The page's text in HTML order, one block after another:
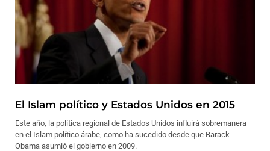
El Islam político y Estados Unidos en 2015
Este año, la política regional de Estados Unidos influirá sobremanera
en el Islam político árabe, como ha sucedido desde que Barack
Obama asumió el gobierno en 2009.